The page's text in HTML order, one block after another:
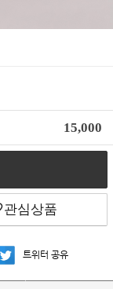
15,000
관심상품
트위터 공유